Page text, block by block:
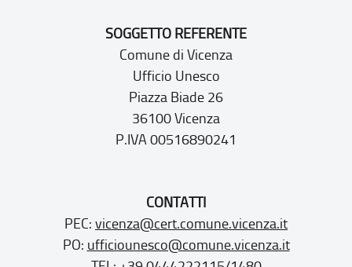
SOGGETTO REFERENTE
Comune di Vicenza
Ufficio Unesco
Piazza Biade 26
36100 Vicenza
P.IVA 00516890241
CONTATTI
PEC: vicenza@cert.comune.vicenza.it
PO: ufficiounesco@comune.vicenza.it